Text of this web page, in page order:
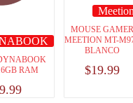
RAM
MOUSE GAMER
MEETION MT-
BLANCO
$19.99